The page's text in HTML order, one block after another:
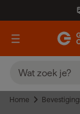
Home